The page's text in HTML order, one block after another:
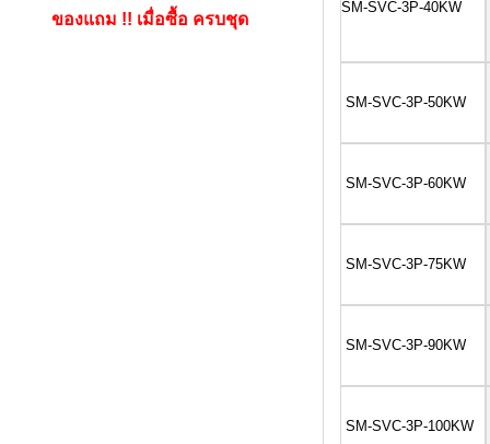
ของแถม !! เมื่อซื้อ ครบชุด
SM-SVC-3P-40KW
SM-SVC-3P-50KW
SM-SVC-3P-60KW
SM-SVC-3P-75KW
SM-SVC-3P-90KW
SM-SVC-3P-100KW